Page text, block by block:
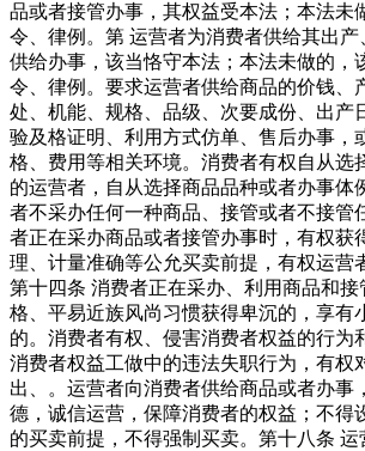
品或者接管办事，其权益受本法；本法未
令、律例。第 运营者为消费者供给其出
供给办事，该当恪守本法；本法未做的，
令、律例。要求运营者供给商品的价钱、
处、机能、规格、品级、次要成份、出产
验及格证明、利用方式仿单、售后办事，
格、费用等相关环境。消费者有权自从选
的运营者，自从选择商品品种或者办事体
者不采办任何一种商品、接管或者不接管
者正在采办商品或者接管办事时，有权获
理、计量准确等公允买卖前提，有权运营
第十四条 消费者正在采办、利用商品和接
格、平易近族风尚习惯获得卑沉的，享有
的。消费者有权、侵害消费者权益的行为
消费者权益工做中的违法失职行为，有权
出、。运营者向消费者供给商品或者办事
德，诚信运营，保障消费者的权益；不得
的买卖前提，不得强制买卖。第十八条